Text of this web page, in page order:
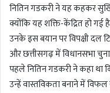
नितिन गडकरी ने यह कहकर
क्योंकि यह शक्ति-केंद्रित हो गई
उनके इस बयान पर विपक्षी दल
और छत्तीसगढ़ में विधानसभा
पहले नितिन गडकरी ने कहा था
उन्हें वास्तविकता बनाने में विफल